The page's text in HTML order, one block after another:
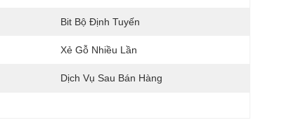
Bit Bộ Định Tuyến
Xẻ Gỗ Nhiều Lần
Dịch Vụ Sau Bán Hàng